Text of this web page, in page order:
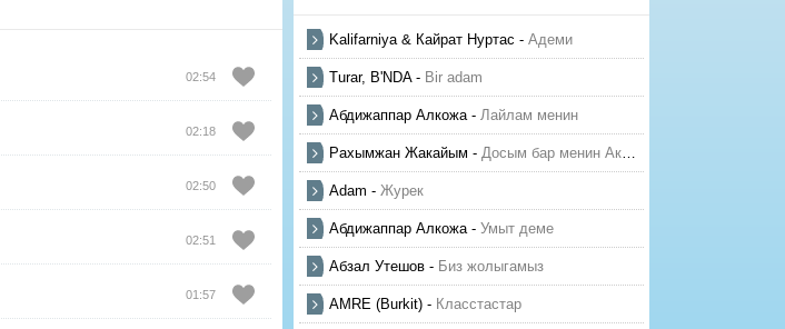
02:54
02:18
02:50
02:51
01:57
Kalifarniya & Кайрат Нуртас - Адеми
Turar, B'NDA- Bir adam
Абдижаппар Алкожа- Лайлам менин
Рахымжан Жакайым - Досым бар менин Актауда
Adam - Журек
Абдижаппар Алкожа- Умыт деме
Абзал Утешов - Биз жолыгамыз
AMRE (Burkit) - Класстастар